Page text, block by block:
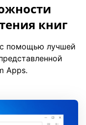
книг
помощью лучшей
Apps.